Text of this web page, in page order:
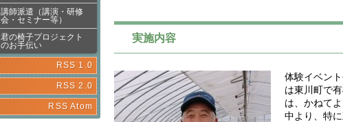
講師派遣（講演・研修
会・セミナー等）
君の椅子プロジェクト
のお手伝い
RSS 1.0
RSS 2.0
RSS Atom
実施内容
体験イベン
は東川町で
は、かねて
中より、特